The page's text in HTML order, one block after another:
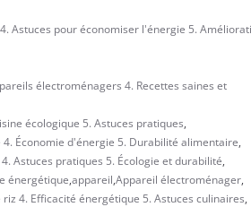
Astuces pour économiser l'énergie 5.
électroménagers 4. Recettes saines et
écologique 5. Astuces pratiques,
Économie d'énergie 5. Durabilité alimentaire,
Astuces pratiques 5. Écologie et durabilité,
énergétique,appareil,Appareil électroménager,
4. Efficacité énergétique 5. Astuces culinaires,